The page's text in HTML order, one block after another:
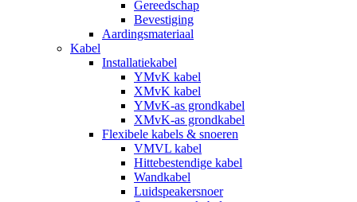
Gereedschap
Bevestiging
Aardingsmateriaal
Kabel
Installatiekabel
YMvK kabel
XMvK kabel
YMvK-as grondkabel
XMvK-as grondkabel
Flexibele kabels & snoeren
VMVL kabel
Hittebestendige kabel
Wandkabel
Luidspeakersnoer